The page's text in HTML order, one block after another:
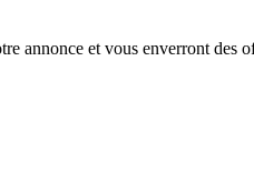
annonce et vous enverront des